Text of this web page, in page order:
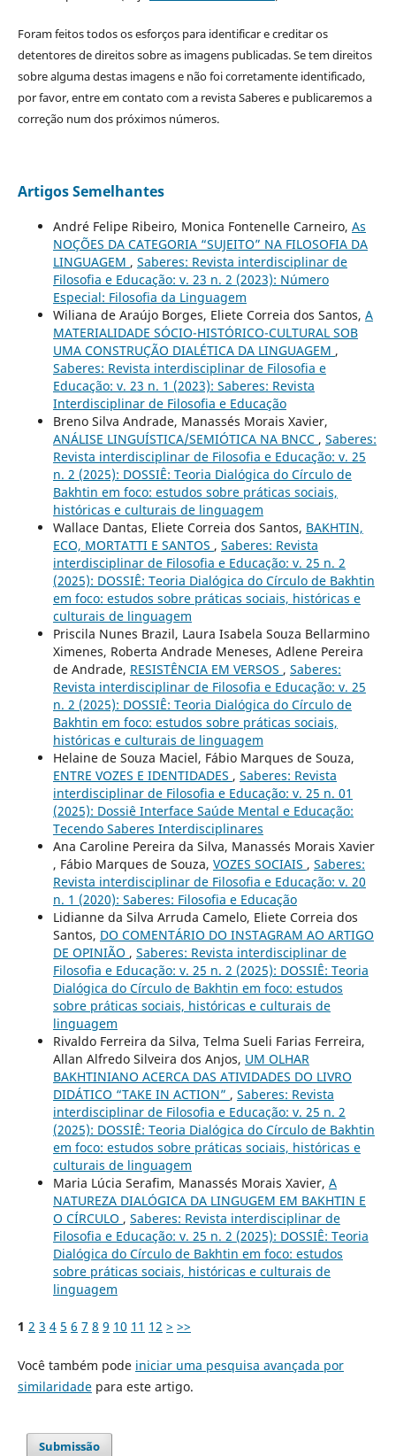
Foram feitos todos os esforços para identificar e creditar os
detentores de direitos sobre as imagens publicadas. Se tem direitos
sobre alguma destas imagens e não foi corretamente identificado,
por favor, entre em contato com a revista Saberes e publicaremos a
correção num dos próximos números.
Artigos Semelhantes
André Felipe Ribeiro, Monica Fontenelle Carneiro, As
NOÇÕES DA CATEGORIA “SUJEITO” NA FILOSOFIA DA
LINGUAGEM , Saberes: Revista interdisciplinar de
Filosofia e Educação: v. 23 n. 2 (2023): Número
Especial: Filosofia da Linguagem
Wiliana de Araújo Borges, Eliete Correia dos Santos, A
MATERIALIDADE SÓCIO-HISTÓRICO-CULTURAL SOB
UMA CONSTRUÇÃO DIALÉTICA DA LINGUAGEM ,
Saberes: Revista interdisciplinar de Filosofia e
Educação: v. 23 n. 1 (2023): Saberes: Revista
Interdisciplinar de Filosofia e Educação
Breno Silva Andrade, Manassés Morais Xavier,
ANÁLISE LINGUÍSTICA/SEMIÓTICA NA BNCC , Saberes:
Revista interdisciplinar de Filosofia e Educação: v. 25
n. 2 (2025): DOSSIÊ: Teoria Dialógica do Círculo de
Bakhtin em foco: estudos sobre práticas sociais,
históricas e culturais de linguagem
Wallace Dantas, Eliete Correia dos Santos, BAKHTIN,
ECO, MORTATTI E SANTOS , Saberes: Revista
interdisciplinar de Filosofia e Educação: v. 25 n. 2
(2025): DOSSIÊ: Teoria Dialógica do Círculo de Bakhtin
em foco: estudos sobre práticas sociais, históricas e
culturais de linguagem
Priscila Nunes Brazil, Laura Isabela Souza Bellarmino
Ximenes, Roberta Andrade Meneses, Adlene Pereira
de Andrade, RESISTÊNCIA EM VERSOS , Saberes:
Revista interdisciplinar de Filosofia e Educação: v. 25
n. 2 (2025): DOSSIÊ: Teoria Dialógica do Círculo de
Bakhtin em foco: estudos sobre práticas sociais,
históricas e culturais de linguagem
Helaine de Souza Maciel, Fábio Marques de Souza,
ENTRE VOZES E IDENTIDADES , Saberes: Revista
interdisciplinar de Filosofia e Educação: v. 25 n. 01
(2025): Dossiê Interface Saúde Mental e Educação:
Tecendo Saberes Interdisciplinares
Ana Caroline Pereira da Silva, Manassés Morais Xavier
, Fábio Marques de Souza, VOZES SOCIAIS , Saberes:
Revista interdisciplinar de Filosofia e Educação: v. 20
n. 1 (2020): Saberes: Filosofia e Educação
Lidianne da Silva Arruda Camelo, Eliete Correia dos
Santos, DO COMENTÁRIO DO INSTAGRAM AO ARTIGO
DE OPINIÃO , Saberes: Revista interdisciplinar de
Filosofia e Educação: v. 25 n. 2 (2025): DOSSIÊ: Teoria
Dialógica do Círculo de Bakhtin em foco: estudos
sobre práticas sociais, históricas e culturais de
linguagem
Rivaldo Ferreira da Silva, Telma Sueli Farias Ferreira,
Allan Alfredo Silveira dos Anjos, UM OLHAR
BAKHTINIANO ACERCA DAS ATIVIDADES DO LIVRO
DIDÁTICO “TAKE IN ACTION” , Saberes: Revista
interdisciplinar de Filosofia e Educação: v. 25 n. 2
(2025): DOSSIÊ: Teoria Dialógica do Círculo de Bakhtin
em foco: estudos sobre práticas sociais, históricas e
culturais de linguagem
Maria Lúcia Serafim, Manassés Morais Xavier, A
NATUREZA DIALÓGICA DA LINGUGEM EM BAKHTIN E
O CÍRCULO , Saberes: Revista interdisciplinar de
Filosofia e Educação: v. 25 n. 2 (2025): DOSSIÊ: Teoria
Dialógica do Círculo de Bakhtin em foco: estudos
sobre práticas sociais, históricas e culturais de
linguagem
1 2 3 4 5 6 7 8 9 10 11 12 > >>
Você também pode iniciar uma pesquisa avançada por
similaridadepara este artigo.
Submissão